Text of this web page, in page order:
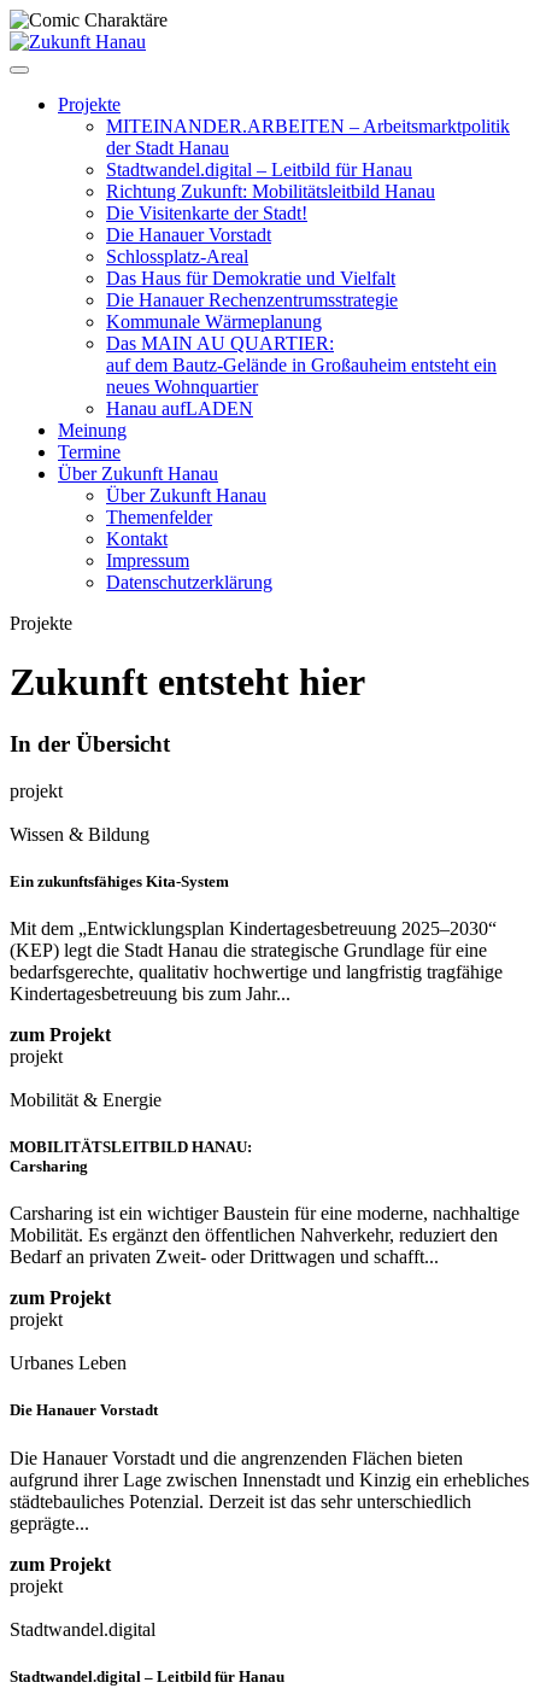
Zum
Projekte
MITEINANDER.ARBEITEN – Arbeitsmarktpolitik
der Stadt Hanau
Stadtwandel.digital – Leitbild für Hanau
Richtung Zukunft: Mobilitätsleitbild Hanau
Die Visitenkarte der Stadt!
Die Hanauer Vorstadt
Schlossplatz-Areal
Das Haus für Demokratie und Vielfalt
Die Hanauer Rechenzentrumsstrategie
Kommunale Wärmeplanung
Das MAIN AU QUARTIER:
auf dem Bautz-Gelände in Großauheim entsteht ein
neues Wohnquartier
Hanau aufLADEN
Meinung
Termine
Über Zukunft Hanau
Über Zukunft Hanau
Themenfelder
Kontakt
Impressum
Datenschutzerklärung
Projekte
Zukunft entsteht hier
In der Übersicht
projekt
Wissen & Bildung
Ein zukunftsfähiges Kita-System
Mit dem „Entwicklungsplan Kindertagesbetreuung 2025–2030“
(KEP) legt die Stadt Hanau die strategische Grundlage für eine
bedarfsgerechte, qualitativ hochwertige und langfristig tragfähige
Kindertagesbetreuung bis zum Jahr...
zum Projekt
projekt
Mobilität & Energie
MOBILITÄTSLEITBILD HANAU:
Carsharing
Carsharing ist ein wichtiger Baustein für eine moderne, nachhaltige
Mobilität. Es ergänzt den öffentlichen Nahverkehr, reduziert den
Bedarf an privaten Zweit- oder Drittwagen und schafft...
zum Projekt
projekt
Urbanes Leben
Die Hanauer Vorstadt
Die Hanauer Vorstadt und die angrenzenden Flächen bieten
aufgrund ihrer Lage zwischen Innenstadt und Kinzig ein erhebliches
städtebauliches Potenzial. Derzeit ist das sehr unterschiedlich
geprägte...
zum Projekt
projekt
Stadtwandel.digital
Stadtwandel.digital – Leitbild für Hanau